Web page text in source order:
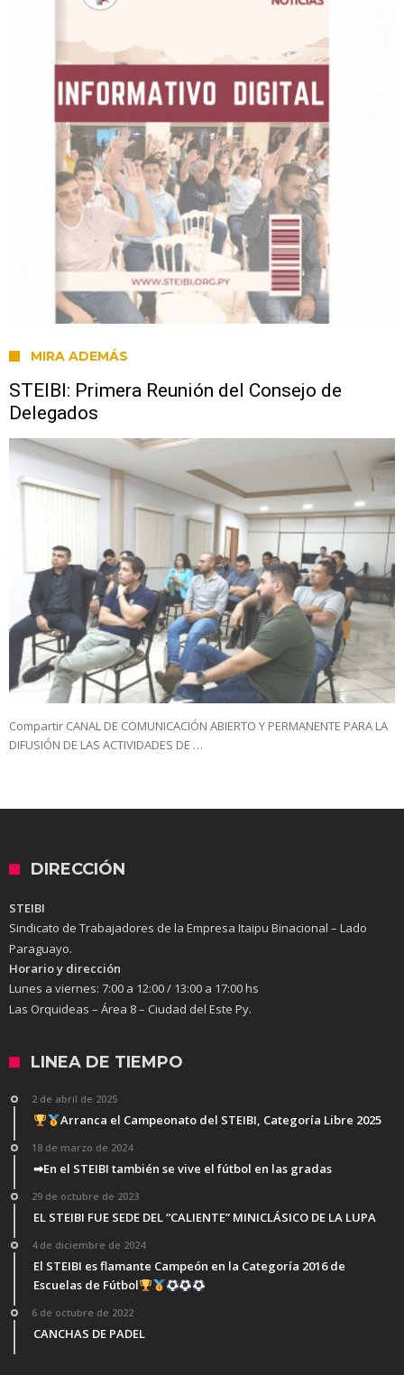
MIRA ADEMÁS
STEIBI: Primera Reunión del Consejo de
Delegados
Compartir CANAL DE COMUNICACIÓN ABIERTO Y PERMANENTE PARA LA
DIFUSIÓN DE LAS ACTIVIDADES DE …
DIRECCIÓN
STEIBI
Sindicato de Trabajadores de la Empresa Itaipu Binacional – Lado
Paraguayo.
Horario y dirección
Lunes a viernes: 7:00 a 12:00 / 13:00 a 17:00 hs
Las Orquideas – Área 8 – Ciudad del Este Py.
LINEA DE TIEMPO
2 de abril de 2025
Arranca el Campeonato del STEIBI, Categoría Libre 2025
18 de marzo de 2024
➡En el STEIBI también se vive el fútbol en las gradas
29 de octubre de 2023
EL STEIBI FUE SEDE DEL “CALIENTE” MINICLÁSICO DE LA LUPA
4 de diciembre de 2024
El STEIBI es flamante Campeón en la Categoría 2016 de
Escuelas de Fútbol
6 de octubre de 2022
CANCHAS DE PADEL